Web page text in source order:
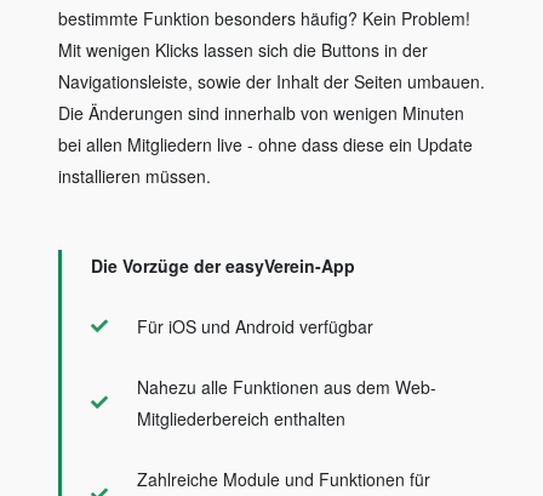
bestimmte Funktion besonders häufig? Kein Problem!
Mit wenigen Klicks lassen sich die Buttons in der
Navigationsleiste, sowie der Inhalt der Seiten umbauen.
Die Änderungen sind innerhalb von wenigen Minuten
bei allen Mitgliedern live - ohne dass diese ein Update
installieren müssen.
Die Vorzüge der easyVerein-App
Für iOS und Android verfügbar
Nahezu alle Funktionen aus dem Web-
Mitgliederbereich enthalten
Zahlreiche Module und Funktionen für